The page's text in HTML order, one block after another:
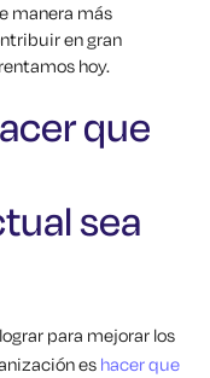
manera más
en gran
hoy.
que
sea
para mejorar los
es hacer que